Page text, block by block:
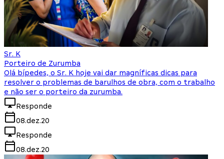
Sr. K
Porteiro de Zurumba
Olá bípedes, o Sr. K hoje vai dar magníficas dicas para
resolver o problemas de barulhos de obra, com o trabalho
e não ser o porteiro da zurumba.
Responde
08.dez.20
Responde
08.dez.20